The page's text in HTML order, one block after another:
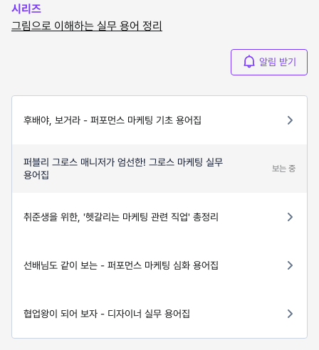
시리즈
그림으로 이해하는 실무 용어 정리
알림 받기
후배야, 보거라 - 퍼포먼스 마케팅 기초 용어집
퍼블리 그로스 매니저가 엄선한! 그로스 마케팅 실무
용어집
보는 중
취준생을 위한, '헷갈리는 마케팅 관련 직업' 총정리
선배님도 같이 보는 - 퍼포먼스 마케팅 심화 용어집
협업왕이 되어 보자 - 디자이너 실무 용어집